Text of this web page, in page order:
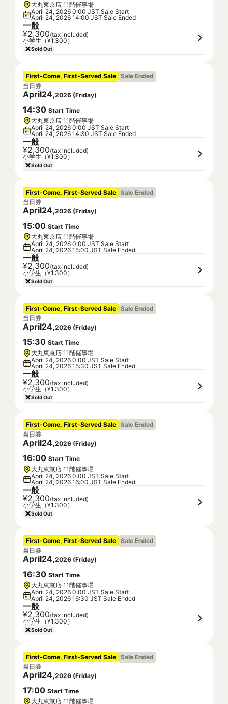
大丸東京店 11階催事場
April 24, 2026 0:00 JST Sale Start
April 24, 2026 14:00 JST Sale Ended
一般
¥2,300(tax included)
小学生（¥1,300）
Sold Out
First-Come, First-Served Sale Sale Ended
当日券
April24,2026 (Friday)
14:30 Start Time
大丸東京店 11階催事場
April 24, 2026 0:00 JST Sale Start
April 24, 2026 14:30 JST Sale Ended
一般
¥2,300(tax included)
小学生（¥1,300）
Sold Out
First-Come, First-Served Sale Sale Ended
当日券
April24,2026 (Friday)
15:00 Start Time
大丸東京店 11階催事場
April 24, 2026 0:00 JST Sale Start
April 24, 2026 15:00 JST Sale Ended
一般
¥2,300(tax included)
小学生（¥1,300）
Sold Out
First-Come, First-Served Sale Sale Ended
当日券
April24,2026 (Friday)
15:30 Start Time
大丸東京店 11階催事場
April 24, 2026 0:00 JST Sale Start
April 24, 2026 15:30 JST Sale Ended
一般
¥2,300(tax included)
小学生（¥1,300）
Sold Out
First-Come, First-Served Sale Sale Ended
当日券
April24,2026 (Friday)
16:00 Start Time
大丸東京店 11階催事場
April 24, 2026 0:00 JST Sale Start
April 24, 2026 16:00 JST Sale Ended
一般
¥2,300(tax included)
小学生（¥1,300）
Sold Out
First-Come, First-Served Sale Sale Ended
当日券
April24,2026 (Friday)
16:30 Start Time
大丸東京店 11階催事場
April 24, 2026 0:00 JST Sale Start
April 24, 2026 16:30 JST Sale Ended
一般
¥2,300(tax included)
小学生（¥1,300）
Sold Out
First-Come, First-Served Sale Sale Ended
当日券
April24,2026 (Friday)
17:00 Start Time
大丸東京店 11階催事場